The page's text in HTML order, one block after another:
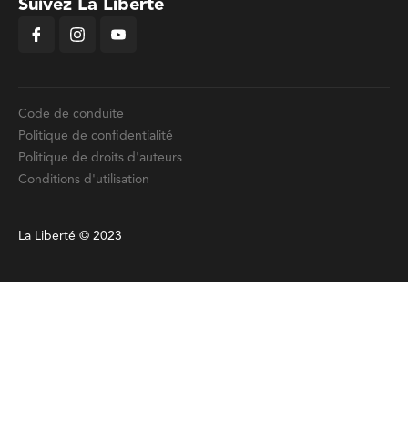
Suivez La Liberté
Code de conduite
Politique de confidentialité
Politique de droits d'auteurs
Conditions d'utilisation
La Liberté © 2023